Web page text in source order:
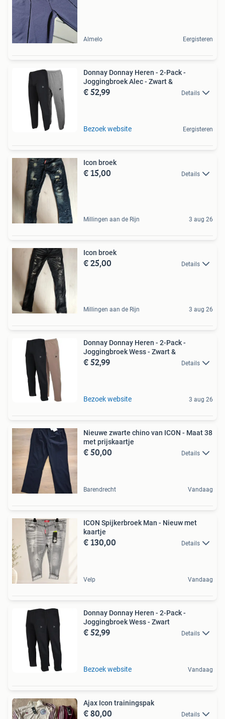
Almelo Eergisteren
Donnay Donnay Heren - 2-Pack -
Joggingbroek Alec - Zwart &
€ 52,99 Details
Bezoek website Eergisteren
Icon broek
€ 15,00 Details
Millingen aan de Rijn 3 aug 26
Icon broek
€ 25,00 Details
Millingen aan de Rijn 3 aug 26
Donnay Donnay Heren - 2-Pack -
Joggingbroek Wess - Zwart &
€ 52,99 Details
Bezoek website 3 aug 26
Nieuwe zwarte chino van ICON - Maat 38
met prijskaartje
€ 50,00 Details
Barendrecht Vandaag
ICON Spijkerbroek Man - Nieuw met
kaartje
€ 130,00 Details
Velp Vandaag
Donnay Donnay Heren - 2-Pack -
Joggingbroek Wess - Zwart
€ 52,99 Details
Bezoek website Vandaag
Ajax Icon trainingspak
€ 80,00 Details